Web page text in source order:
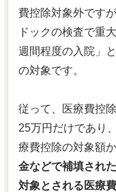
費控除対象外です
ドックの検査で重
週間程度の入院」
の対象です。
従って、医療費控
25万円だけであり
療費控除の対象額
金などで補填され
対象とされる医療